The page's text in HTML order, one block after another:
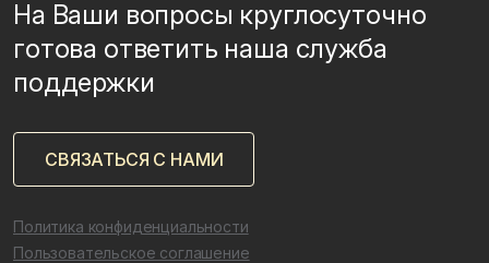
На Ваши вопросы круглосуточно
готова ответить наша служба
поддержки
СВЯЗАТЬСЯ С НАМИ
Политика конфиденциальности
Пользовательское соглашение